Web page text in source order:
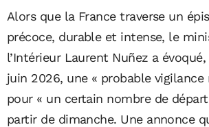
Alors que la France traverse un
précoce, durable et intense, le
l’Intérieur Laurent Nuñez a
juin 2026, une « probable vigilance
pour « un certain nombre de
partir de dimanche. Une annonce